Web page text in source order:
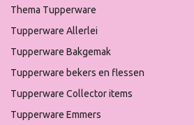
Thema Tupperware
Tupperware Allerlei
Tupperware Bakgemak
Tupperware bekers en flessen
Tupperware Collector items
Tupperware Emmers